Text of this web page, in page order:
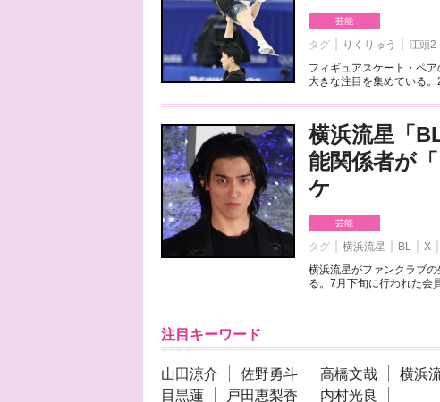
芸能
タグ りくりゅう 江頭2
フィギュアスケート・ペ
大きな注目を集めている
横浜流星「
能関係者が
ケ
芸能
タグ 横浜流星 BL X
横浜流星がファンクラブ
る。7月下旬に行われた会
注目キーワード
山田涼介 佐野勇斗 高橋文哉 横浜
目黒蓮
戸田恵梨香 内村光良